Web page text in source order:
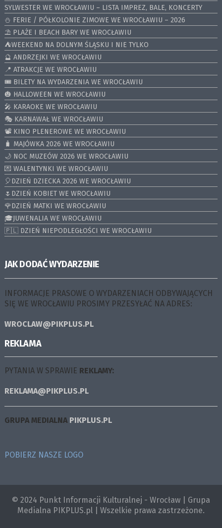
SYLWESTER WE WROCŁAWIU – LISTA IMPREZ, BALE, KONCERTY
⛄️ FERIE / PÓŁKOLONIE ZIMOWE WE WROCŁAWIU – 2026
⛱️ PLAŻE I BEACH BARY WE WROCŁAWIU
⛺️WEEKEND NA DOLNYM ŚLĄSKU I NIE TYLKO
🔮 ANDRZEJKI WE WROCŁAWIU
📍 ATRAKCJE WE WROCŁAWIU
🎟️ BILETY NA WYDARZENIA WE WROCŁAWIU
🎃 HALLOWEEN WE WROCŁAWIU
🎤 KARAOKE WE WROCŁAWIU
🎭 KARNAWAŁ WE WROCŁAWIU
📽️ KINO PLENEROWE WE WROCŁAWIU
🧳 MAJÓWKA 2026 WE WROCŁAWIU
🌙 NOC MUZEÓW 2026 WE WROCŁAWIU
💌 WALENTYNKI WE WROCŁAWIU
🎈DZIEŃ DZIECKA 2026 WE WROCŁAWIU
🌷DZIEŃ KOBIET WE WROCŁAWIU
🌹DZIEŃ MATKI WE WROCŁAWIU
🎓JUWENALIA WE WROCŁAWIU
🇵🇱 DZIEŃ NIEPODLEGŁOŚCI WE WROCŁAWIU
JAK DODAĆ WYDARZENIE
INFORMACJE PRASOWE O WYDARZENIACH ODBYWAJĄCYCH
SIĘ WE WROCŁAWIU PROSIMY PRZESYŁAĆ NA ADRES:
WROCLAW@PIKPLUS.PL
REKLAMA
PYTANIA W SPRAWIE REKLAMY:
REKLAMA@PIKPLUS.PL
GRUPA MEDIALNA PIKPLUS.PL
POBIERZ NASZE LOGO
© 2024 Punkt Informacji Kulturalnej - Wrocław | Grupa
Medialna PIKPLUS.pl | Wszelkie prawa zastrzeżone.